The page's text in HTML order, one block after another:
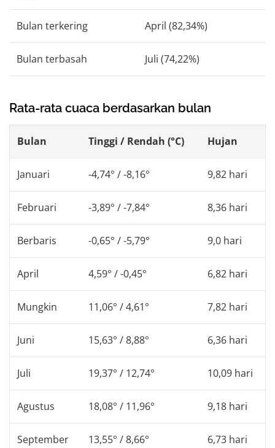
Bulan terkering April (82,34%)
Bulan terbasah Juli (74,22%)
Rata-rata cuaca berdasarkan bulan
Bulan Tinggi / Rendah (°C) Hujan
Januari -4,74° / -8,16° 9,82 hari
Februari -3,89° / -7,84° 8,36 hari
Berbaris -0,65° / -5,79° 9,0 hari
April 4,59° / -0,45° 6,82 hari
Mungkin 11,06° / 4,61° 7,82 hari
Juni 15,63° / 8,88° 6,36 hari
Juli 19,37° / 12,74° 10,09 hari
Agustus 18,08° / 11,96° 9,18 hari
September 13,55° / 8,66° 6,73 hari